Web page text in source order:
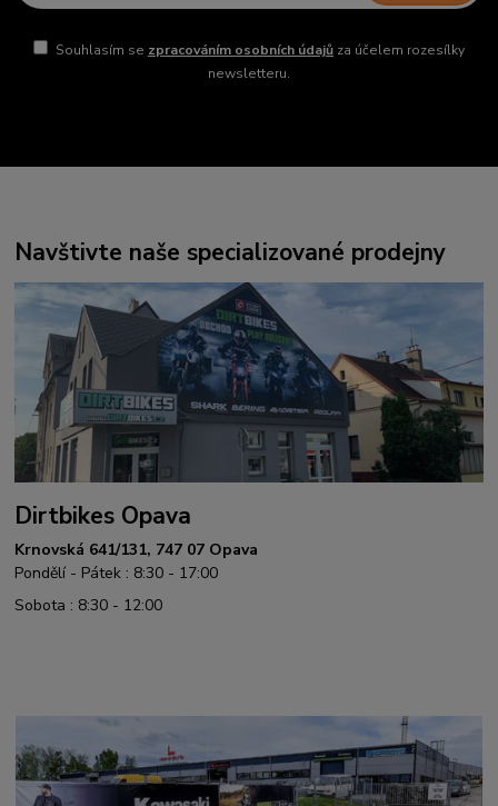
Souhlasím se zpracováním osobních údajůza účelem rozesílky
newsletteru.
Navštivte naše specializované prodejny
Dirtbikes Opava
Krnovská 641/131, 747 07 Opava
Pondělí - Pátek : 8:30 - 17:00
Sobota : 8:30 - 12:00